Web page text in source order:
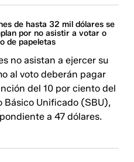
de hasta 32 mil dólares se
por no asistir a votar o
de papeletas
no asistan a ejercer su
al voto deberán pagar
del 10 por ciento del
Básico Unificado (SBU),
a 47 dólares.